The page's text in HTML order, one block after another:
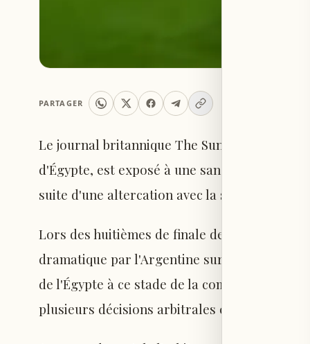
PARTAGER
Le journal britannique The Sun révèle que
d'Égypte, est exposé à une sanction de la
suite d'une altercation avec la star argentine
Lors des huitièmes de finale de la Coupe du
dramatique par l'Argentine sur le score de
de l'Égypte à ce stade de la compétition
plusieurs décisions arbitrales controversées.